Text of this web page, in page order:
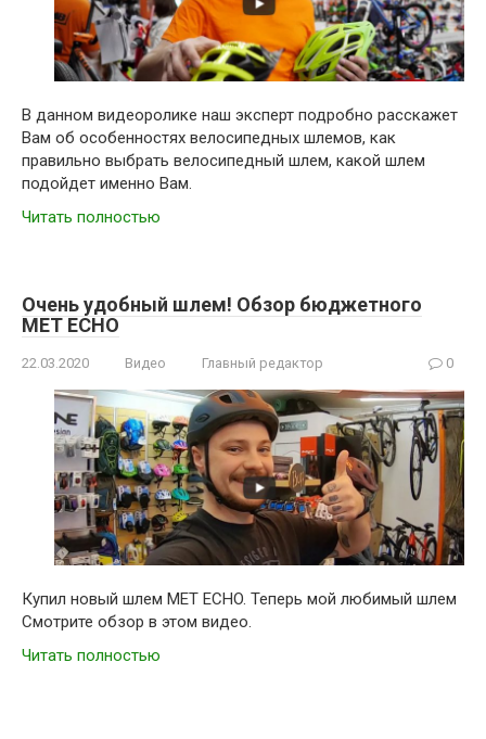
В данном видеоролике наш эксперт подробно расскажет
Вам об особенностях велосипедных шлемов, как
правильно выбрать велосипедный шлем, какой шлем
подойдет именно Вам.
Читать полностью
Очень удобный шлем! Обзор бюджетного
MET ECHO
22.03.2020 Видео Главный редактор 0
Купил новый шлем MET ECHO. Теперь мой любимый шлем
Смотрите обзор в этом видео.
Читать полностью